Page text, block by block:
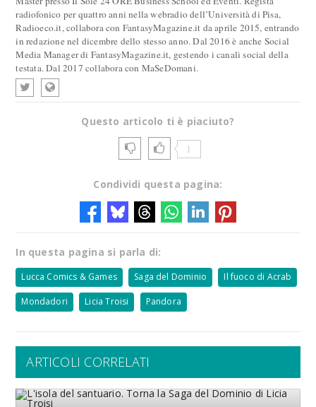
radiofonico per quattro anni nella webradio dell’Università di Pisa,
Radioeco.it, collabora con FantasyMagazine.it da aprile 2015, entrando
in redazione nel dicembre dello stesso anno. Dal 2016 è anche Social
Media Manager di FantasyMagazine.it, gestendo i canali social della
testata. Dal 2017 collabora con MaSeDomani.
Questo articolo ti è piaciuto?
1
Condividi questa pagina:
In questa pagina si parla di:
Lucca Comics & Games Saga del Dominio Il fuoco di Acrab
Mondadori Licia Troisi Pandora
ARTICOLI CORRELATI